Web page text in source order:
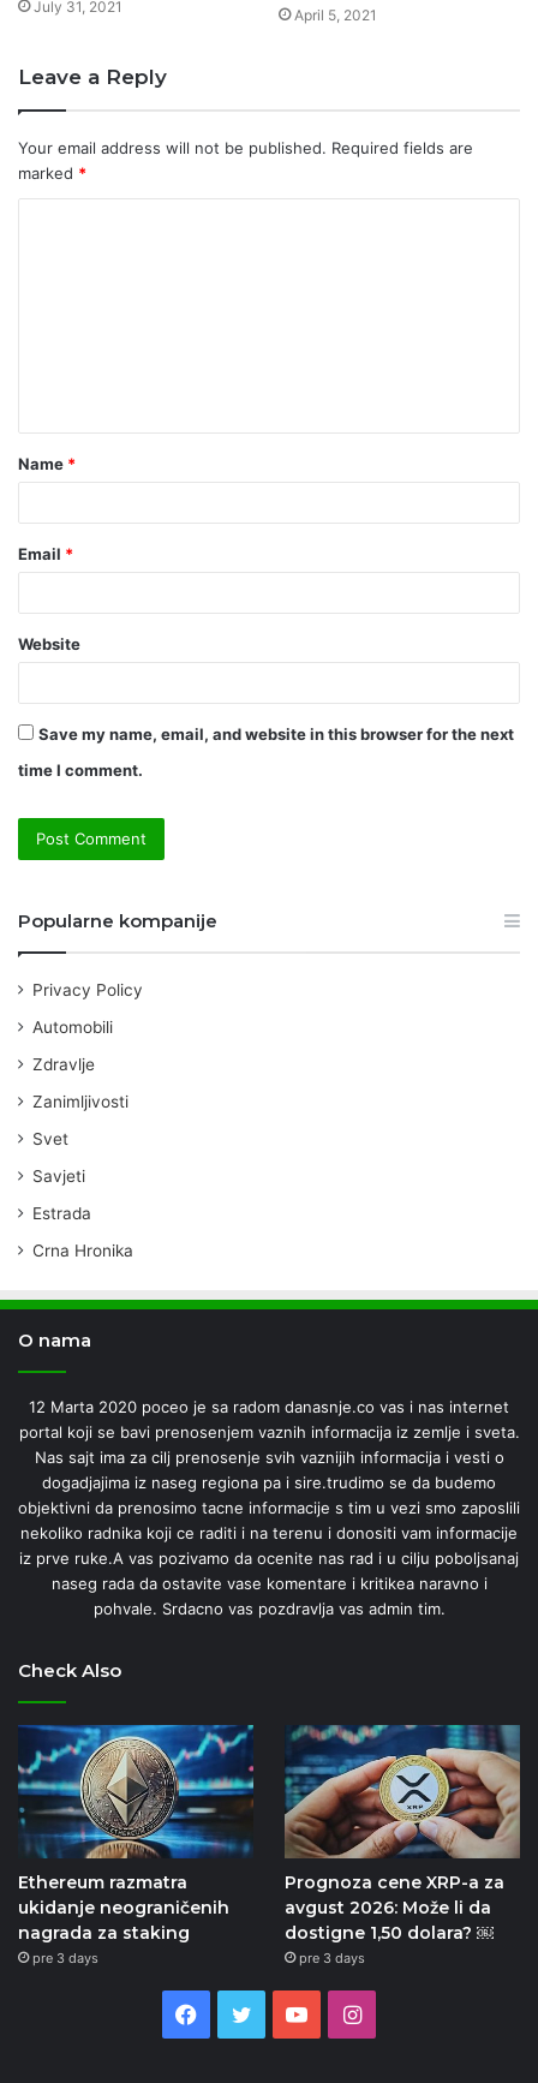
July 31, 2021 April 5, 2021
Leave a Reply
Your email address will not be published. Required fields are
marked *
t
*
Name *
Email *
Website
Save my name, email, and website in this browser for the next
time I comment.
Popularne kompanije
Privacy Policy
Automobili
Zdravlje
Zanimljivosti
Svet
Savjeti
Estrada
Crna Hronika
O nama
12 Marta 2020 poceo je sa radom danasnje.co vas i nas internet
portal koji se bavi prenosenjem vaznih informacija iz zemlje i sveta.
Nas sajt ima za cilj prenosenje svih vaznijih informacija i vesti o
dogadjajima iz naseg regiona pa i sire.trudimo se da budemo
objektivni da prenosimo tacne informacije s tim u vezi smo zaposlili
nekoliko radnika koji ce raditi i na terenu i donositi vam informacije
iz prve ruke.A vas pozivamo da ocenite nas rad i u cilju poboljsanaj
naseg rada da ostavite vase komentare i kritikea naravno i
pohvale. Srdacno vas pozdravlja vas admin tim.
Check Also
Ethereum razmatra
ukidanje neograničenih
nagrada za staking
pre 3 days
Prognoza cene XRP-a za
avgust 2026: Može li da
dostigne 1,50 dolara? ￼
pre 3 days
Facebook
TwitterYouTubeInstagram